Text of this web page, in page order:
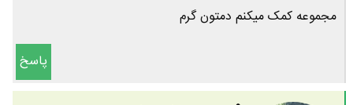
مجموعه کمک میکنم دمتون گرم
پاسخ